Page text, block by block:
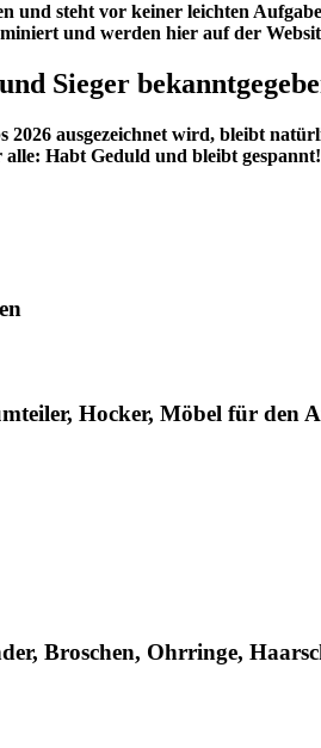
steht vor keiner leichten
und werden hier auf der
Sieger
ausgezeichnet wird, bleibt
Habt Geduld und bleibt gespannt!
Hocker, Möbel für
Broschen, Ohrringe,